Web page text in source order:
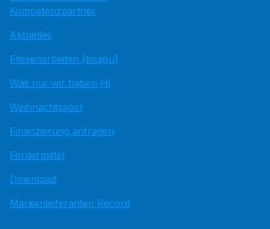
Kompetenzpartner
Aktuelles
Fliesenarbeiten (toujou)
Was nur wir haben HI
Weihnachtspost
Finanzierung anfragen
Fördermittel
Download
Markenlieferanten Record